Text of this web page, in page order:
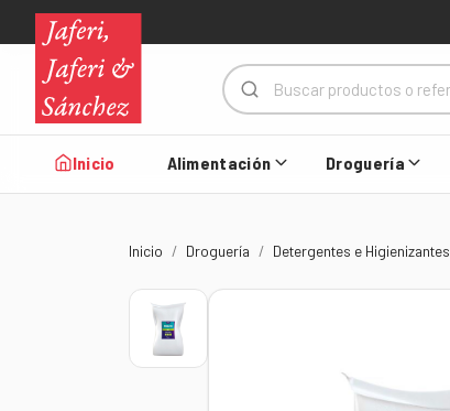
Inicio Alimentación Droguería
Inicio Droguería Detergentes e Higienizantes